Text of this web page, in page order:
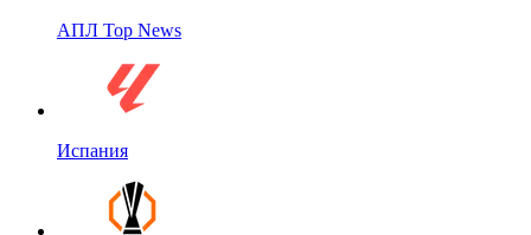
АПЛ Top News
Испания